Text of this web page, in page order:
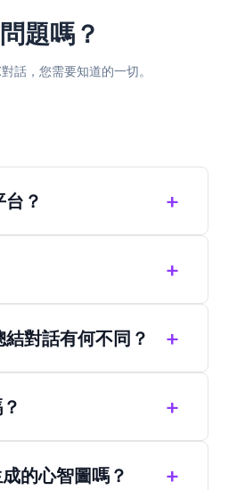
題嗎？
話，您需要知道的一切。
？
台正在定期添加中。
能即可開始使用。
對話有何不同？
次化的視覺地圖，使關係和
的心智圖嗎？